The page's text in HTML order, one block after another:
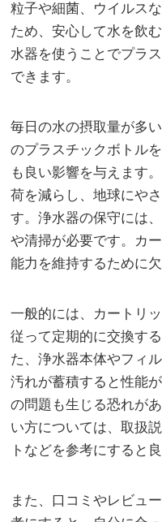
粒子や細菌、ウイルス
ため、安心して水を飲
水器を使うことでプラ
できます。
毎日の水の摂取量が多
のプラスチックボトル
も良い影響を与えます
荷を減らし、地球にや
す。浄水器の保守には
や清掃が必要です。カ
能力を維持するために
一般的には、カートリ
従って定期的に交換す
た、浄水器本体やフィ
汚れが蓄積すると性能
の問題も生じる恐れが
い方については、取扱
トなどを参考にすると
また、口コミやレビュ